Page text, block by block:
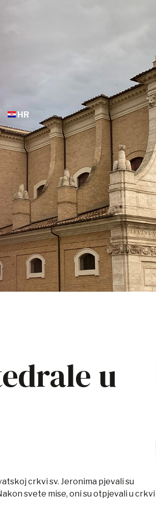
HR
u
crkvi sv. Jeronima pjevali su
svete mise, oni su otpjevali u crkvi